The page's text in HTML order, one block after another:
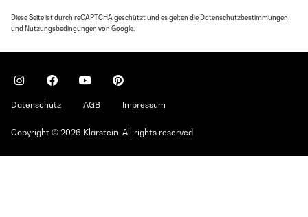
Diese Seite ist durch reCAPTCHA geschützt und es gelten die Datenschutzbestimmungen
und Nutzungsbedingungen von Google.
Datenschutz AGB Impressum
Copyright © 2026 Klarstein. All rights reserved